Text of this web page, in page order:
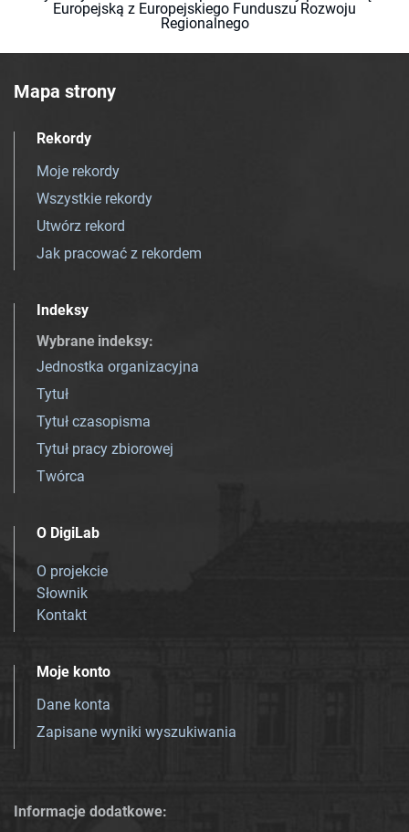
Europejską z Europejskiego Funduszu Rozwoju
Regionalnego
Mapa strony
Rekordy
Moje rekordy
Wszystkie rekordy
Utwórz rekord
Jak pracować z rekordem
Indeksy
Wybrane indeksy:
Jednostka organizacyjna
Tytuł
Tytuł czasopisma
Tytuł pracy zbiorowej
Twórca
O DigiLab
O projekcie
Słownik
Kontakt
Moje konto
Dane konta
Zapisane wyniki wyszukiwania
Informacje dodatkowe: